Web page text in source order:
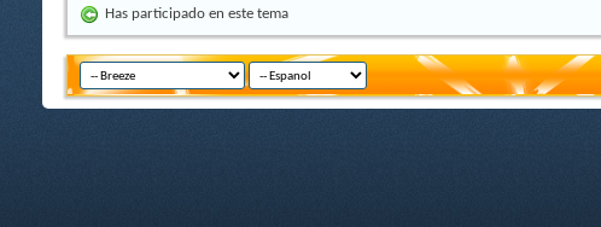
Has participado en este tema